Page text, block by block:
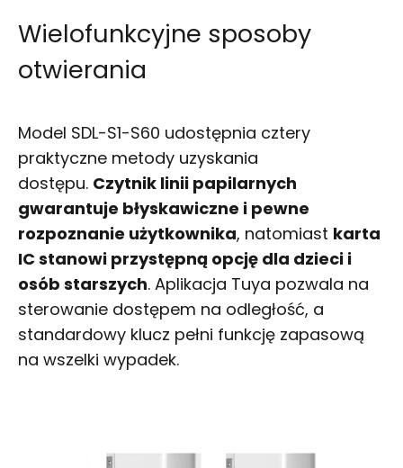
Wielofunkcyjne sposoby
otwierania
Model SDL-S1-S60 udostępnia cztery
praktyczne metody uzyskania
dostępu. Czytnik linii papilarnych
gwarantuje błyskawiczne i pewne
rozpoznanie użytkownika, natomiast karta
IC stanowi przystępną opcję dla dzieci i
osób starszych. Aplikacja Tuya pozwala na
sterowanie dostępem na odległość, a
standardowy klucz pełni funkcję zapasową
na wszelki wypadek.